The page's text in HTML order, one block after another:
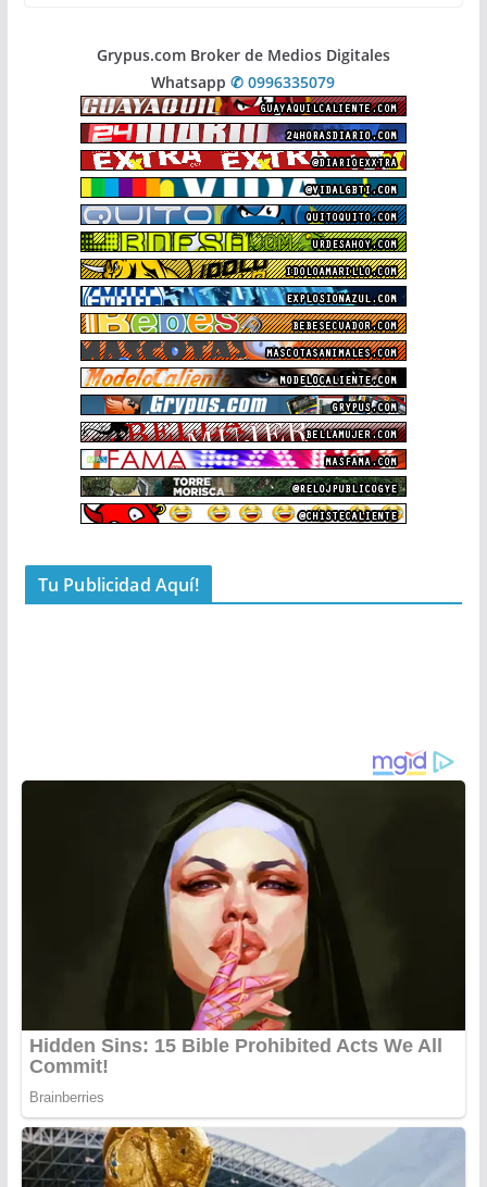
Grypus.com Broker de Medios Digitales
Whatsapp✆ 0996335079
Tu Publicidad Aquí!